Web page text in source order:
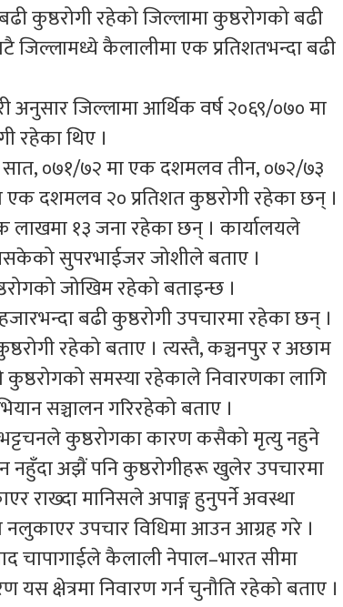
कुष्ठरोगी रहेको जिल्लामा कुष्ठरोगको बढी
जिल्लामध्ये कैलालीमा एक प्रतिशतभन्दा बढी
जिल्लामा आर्थिक वर्ष २०६९/०७० मा
रहेका थिए ।
०७१/७२ मा एक दशमलव तीन, ०७२/७३
दशमलव २० प्रतिशत कुष्ठरोगी रहेका छन् ।
लाखमा १३ जना रहेका छन् । कार्यालयले
सुपरभाईजर जोशीले बताए ।
जोखिम रहेको बताइन्छ ।
बढी कुष्ठरोगी उपचारमा रहेका छन् ।
रहेको बताए । त्यस्तै, कञ्चनपुर र अछाम
कुष्ठरोगको समस्या रहेकाले निवारणका लागि
सञ्चालन गरिरहेको बताए ।
भट्टचनले कुष्ठरोगका कारण कसैको मृत्यु नहुने
नहुँदा अझैं पनि कुष्ठरोगीहरू खुलेर उपचारमा
राख्दा मानिसले अपाङ्ग हुनुपर्ने अवस्था
नलुकाएर उपचार विधिमा आउन आग्रह गरे ।
चापागाईले कैलाली नेपाल–भारत सीमा
यस क्षेत्रमा निवारण गर्न चुनौति रहेको बताए ।